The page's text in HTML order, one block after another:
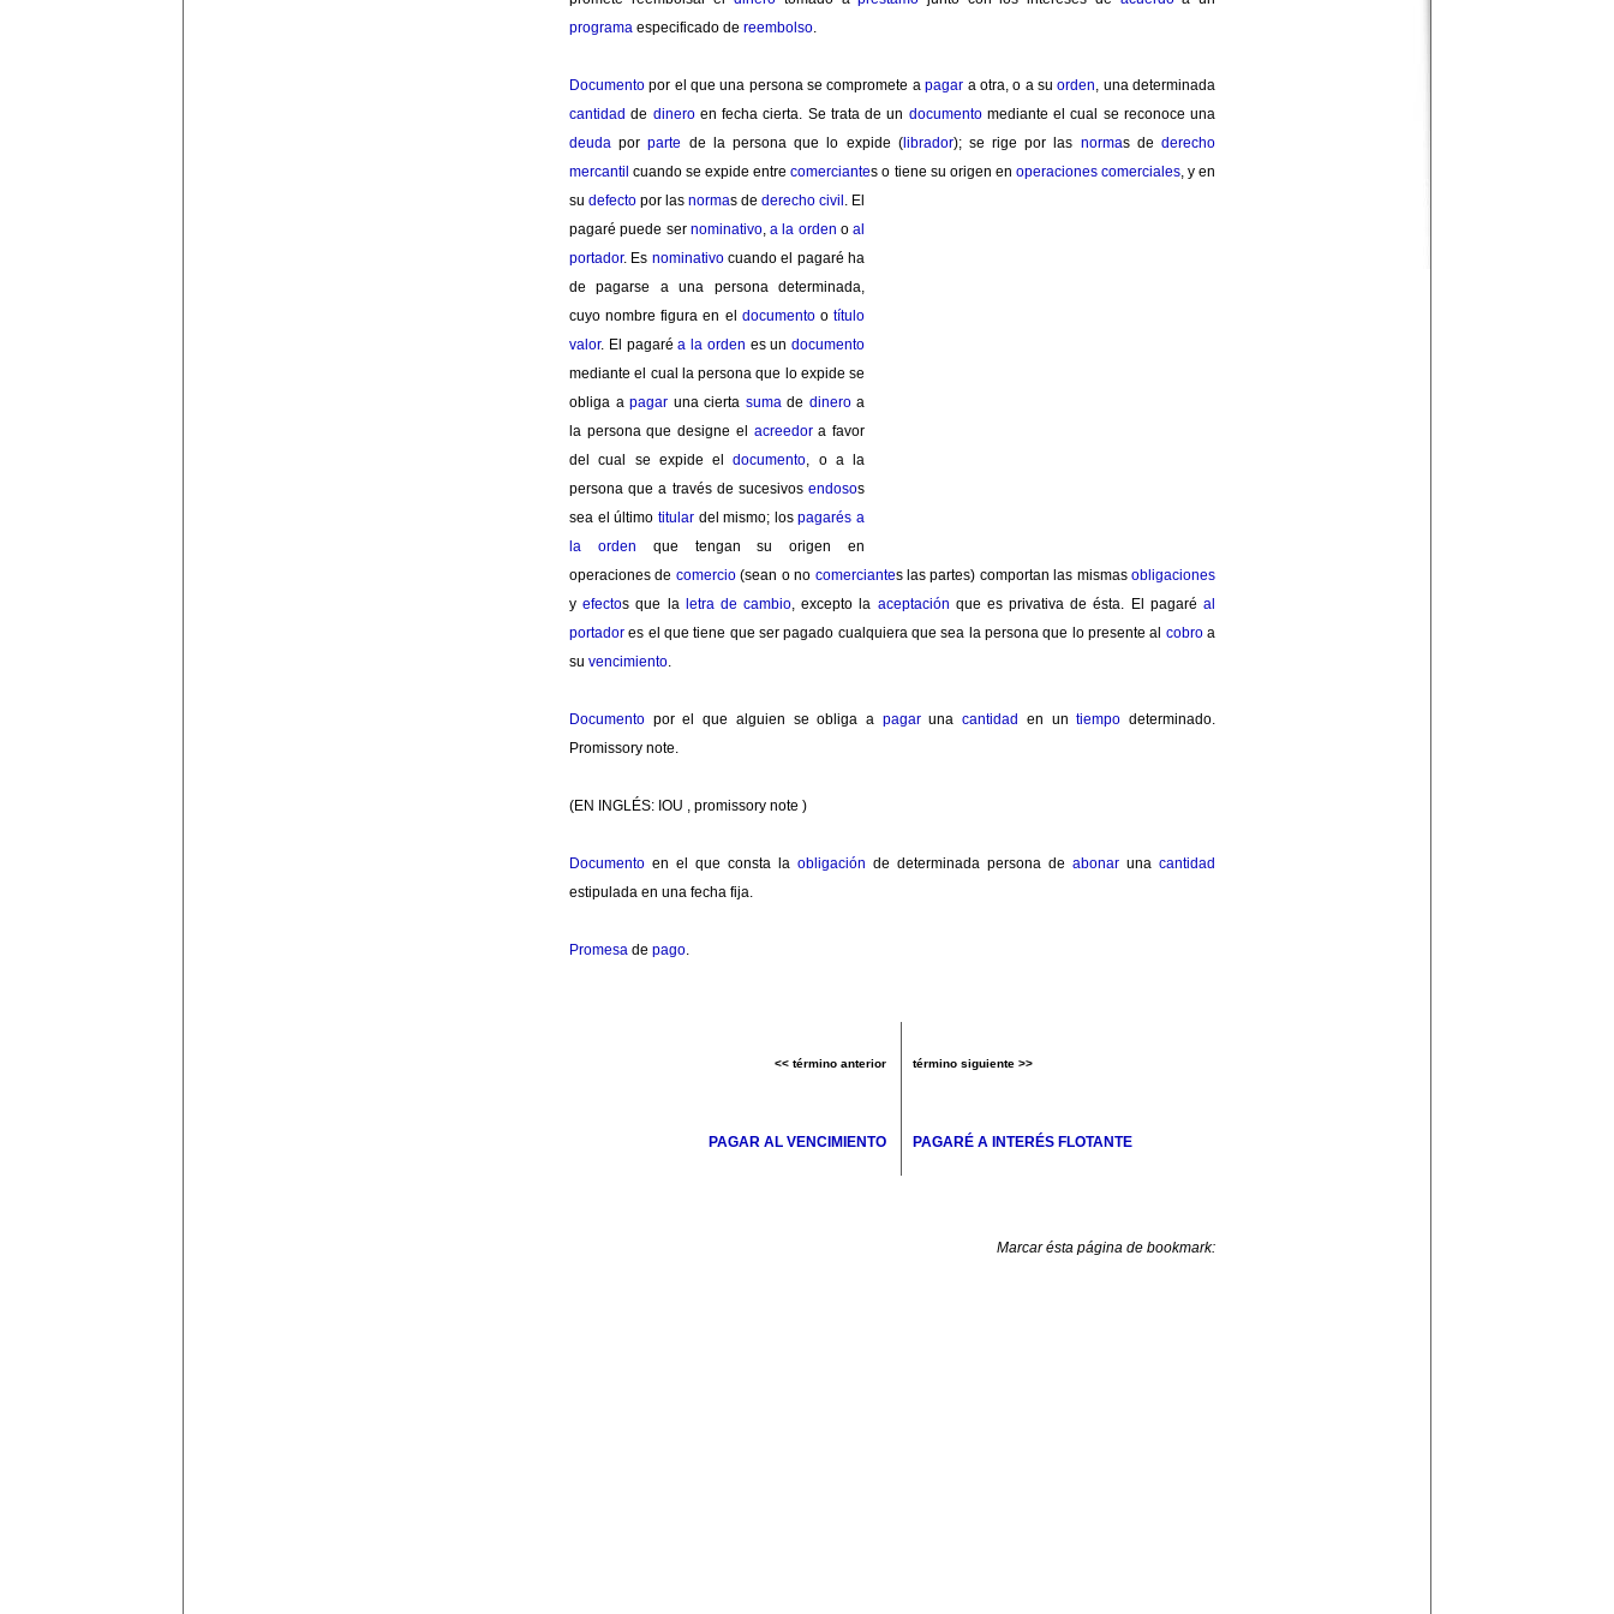
programa especificado de reembolso.
Documento por el que una persona se compromete apagar a otra, o a suorden, una determinada
cantidad de dineroen fecha cierta. Se trata de un documentomediante el cual se reconoce una
deuda porparte de la persona que lo expide (librador); se rige por las normas de derecho
mercantil cuando se expide entrecomerciantes o tiene su origen en operaciones comerciales, y en
su defecto por las normas de derecho civil . El
pagaré puede ser nominativo, a la orden o al
portador. Es nominativocuando el pagaré ha
de pagarse a una persona determinada,
cuyo nombre figura en el documentootítulo
valor. El pagaréa la orden es un documento
mediante el cual la persona que lo expide se
obliga a pagar una cierta sumade dineroa
la persona que designe el acreedora favor
del cual se expide eldocumento, o a la
persona que a través de sucesivos endosos
sea el último titulardel mismo; lospagarés a
la orden que tengan su origen en
operaciones de comercio(sean o no comerciantes las partes) comportan las mismasobligaciones
yefectos que la letra de cambio, excepto la aceptación que es privativa de ésta. El pagaréal
portador es el que tiene que ser pagado cualquiera que sea la persona que lo presente al cobroa
su vencimiento.
Documento por el que alguien se obliga a pagarunacantidad en untiempo determinado.
Promissory note.
(EN INGLÉS: IOU , promissory note )
Documento en el que consta la obligación de determinada persona de abonar una cantidad
estipulada en una fecha fija.
Promesa de pago.
<< término anterior término siguiente >>
PAGAR AL VENCIMIENTO PAGARÉ A INTERÉS FLOTANTE
Marcar ésta página de bookmark: